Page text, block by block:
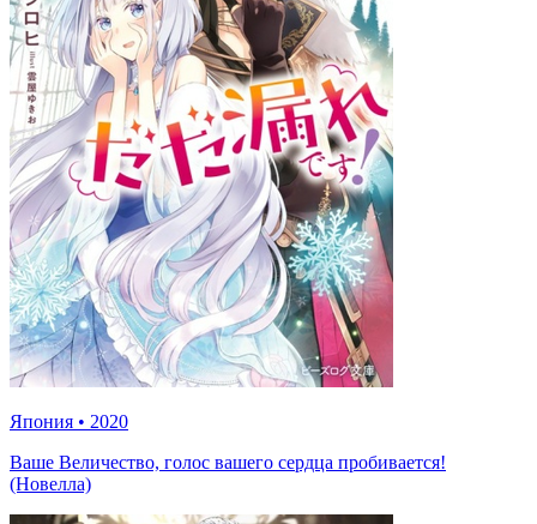
Япония • 2020
Ваше Величество, голос вашего сердца пробивается!
(Новелла)